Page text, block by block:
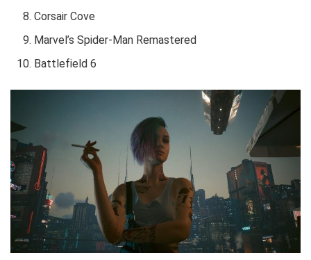
Corsair Cove
Marvel’s Spider-Man Remastered
Battlefield 6